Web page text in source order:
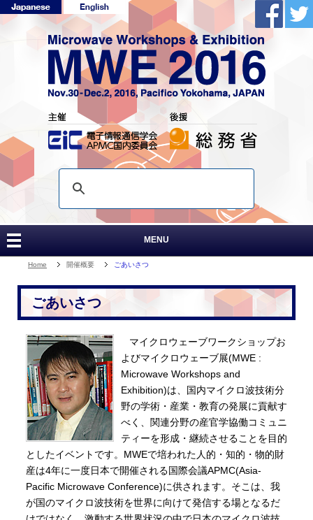
MENU
Home 開催概要 ごあいさつ
ごあいさつ
マイクロウェーブワークショップお
よびマイクロウェーブ展(MWE :
Microwave Workshops and
Exhibition)は、国内マイクロ波技術分
野の学術・産業・教育の発展に貢献す
べく、関連分野の産官学協働コミュニ
ティーを形成・継続させることを目的
としたイベントです。MWEで培われた人的・知的・物的財
産は4年に一度日本で開催される国際会議APMC(Asia-
Pacific Microwave Conference)に供されます。そこは、我
が国のマイクロ波技術を世界に向けて発信する場となるだ